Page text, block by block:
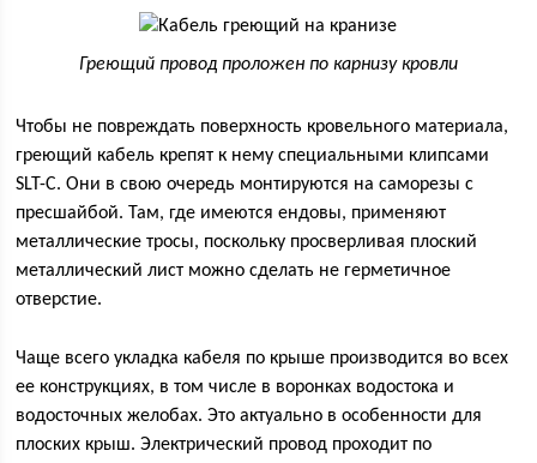
Греющий провод проложен по карнизу кровли
Чтобы не повреждать поверхность кровельного материала,
греющий кабель крепят к нему специальными клипсами
SLT-C. Они в свою очередь монтируются на саморезы с
пресшайбой. Там, где имеются ендовы, применяют
металлические тросы, поскольку просверливая плоский
металлический лист можно сделать не герметичное
отверстие.
Чаще всего укладка кабеля по крыше производится во всех
ее конструкциях, в том числе в воронках водостока и
водосточных желобах. Это актуально в особенности для
плоских крыш. Электрический провод проходит по